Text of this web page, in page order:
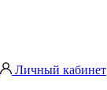
Личный кабинет